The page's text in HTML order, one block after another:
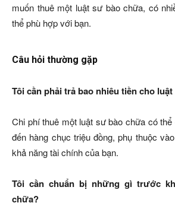
muốn thuê một luật sư bào chữa, có
thể phù hợp với bạn.
Câu hỏi thường gặp
Tôi cần phải trả bao nhiêu tiền cho
Chi phí thuê một luật sư bào chữa có
đến hàng chục triệu đồng, phụ thuộc
khả năng tài chính của bạn.
Tôi cần chuẩn bị những gì trước
chữa?